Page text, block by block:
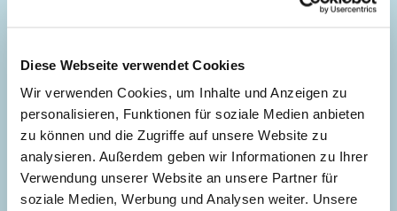
Diese Webseite verwendet Cookies
Wir verwenden Cookies, um Inhalte und Anzeigen zu
personalisieren, Funktionen für soziale Medien anbieten
zu können und die Zugriffe auf unsere Website zu
analysieren. Außerdem geben wir Informationen zu Ihrer
Verwendung unserer Website an unsere Partner für
soziale Medien, Werbung und Analysen weiter. Unsere